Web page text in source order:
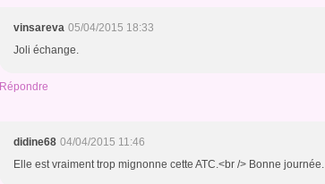
vinsareva 05/04/2015 18:33
Joli échange.
Répondre
didine68 04/04/2015 11:46
Elle est vraiment trop mignonne cette ATC.<br /> Bonne journée.